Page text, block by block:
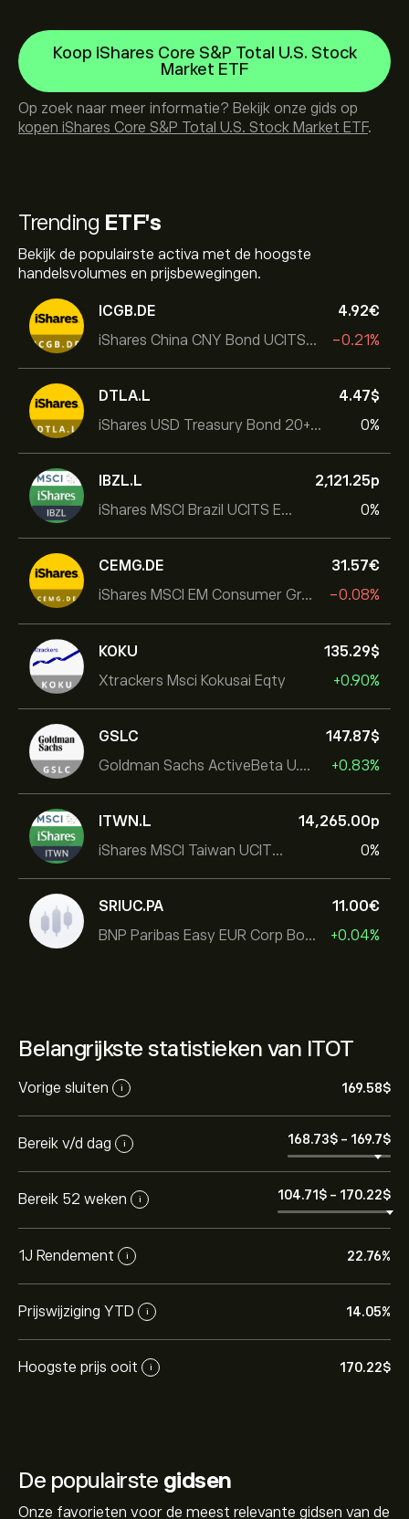
Trending ETF's
Bekijk de populairste activa met de hoogste
handelsvolumes en prijsbewegingen.
ICGB.DE
iShares China CNY Bond UCITS ETF
4.92‎€‎
-0.21%
DTLA.L
iShares USD Treasury Bond 20+yr UCITS ETF
4.47‎$‎
0%
IBZL.L
iShares MSCI Brazil UCITS ETF (Dist)
2,121.25‎p‎
0%
CEMG.DE
iShares MSCI EM Consumer Growth UCITS ETF
31.57‎€‎
-0.08%
KOKU
Xtrackers Msci Kokusai Eqty
135.29‎$‎
+0.90%
GSLC
Goldman Sachs ActiveBeta U.S. Large Cap Equity ETF
147.87‎$‎
+0.83%
ITWN.L
iShares MSCI Taiwan UCITS ETF
14,265.00‎p‎
0%
SRIUC.PA
BNP Paribas Easy EUR Corp Bond SRI Fossil Free Ult
11.00‎€‎
+0.04%
Belangrijkste statistieken van ITOT
Vorige sluiten i 169.58‎$‎
Bereik v/d dag i 168.73‎$‎ - 169.7‎$‎
Bereik 52 weken i 104.71‎$‎ - 170.22‎$‎
1J Rendement i 22.76%
Prijswijziging YTD i 14.05%
Hoogste prijs ooit i 170.22‎$‎
Koop iShares Core S&P Total U.S. Stock
Market ETF
Op zoek naar meer informatie? Bekijk onze gids op
kopen iShares Core S&P Total U.S. Stock Market ETF.
De populairste gidsen
Onze favorieten voor de meest relevante gidsen van de